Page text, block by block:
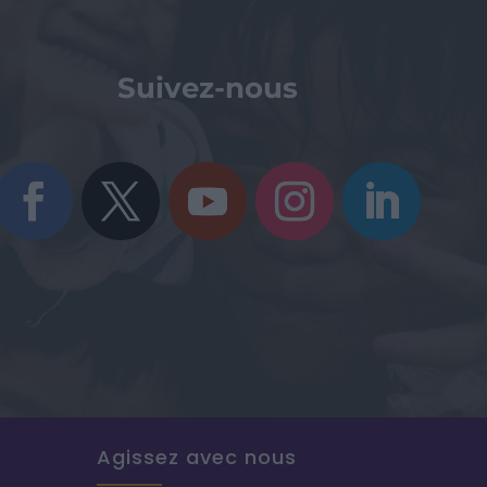
Suivez-nous
Agissez avec nous